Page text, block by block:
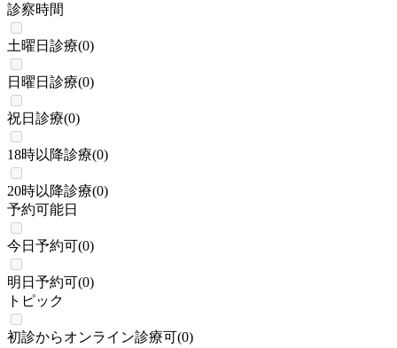
診察時間
土曜日診療(0)
日曜日診療(0)
祝日診療(0)
18時以降診療(0)
20時以降診療(0)
予約可能日
今日予約可(0)
明日予約可(0)
トピック
初診からオンライン診療可(0)